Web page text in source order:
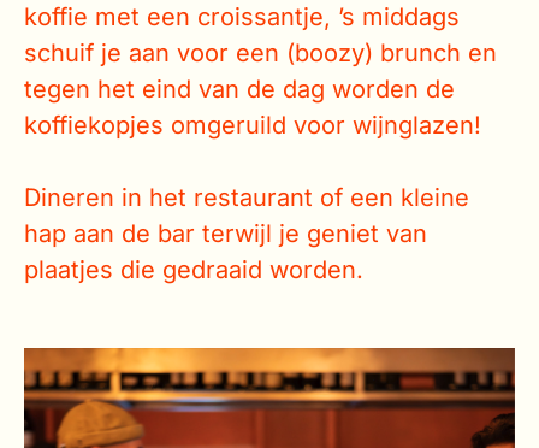
koffie met een croissantje, ’s middags
schuif je aan voor een (boozy) brunch en
tegen het eind van de dag worden de
koffiekopjes omgeruild voor wijnglazen!
Dineren in het restaurant of een kleine
hap aan de bar terwijl je geniet van
plaatjes die gedraaid worden.